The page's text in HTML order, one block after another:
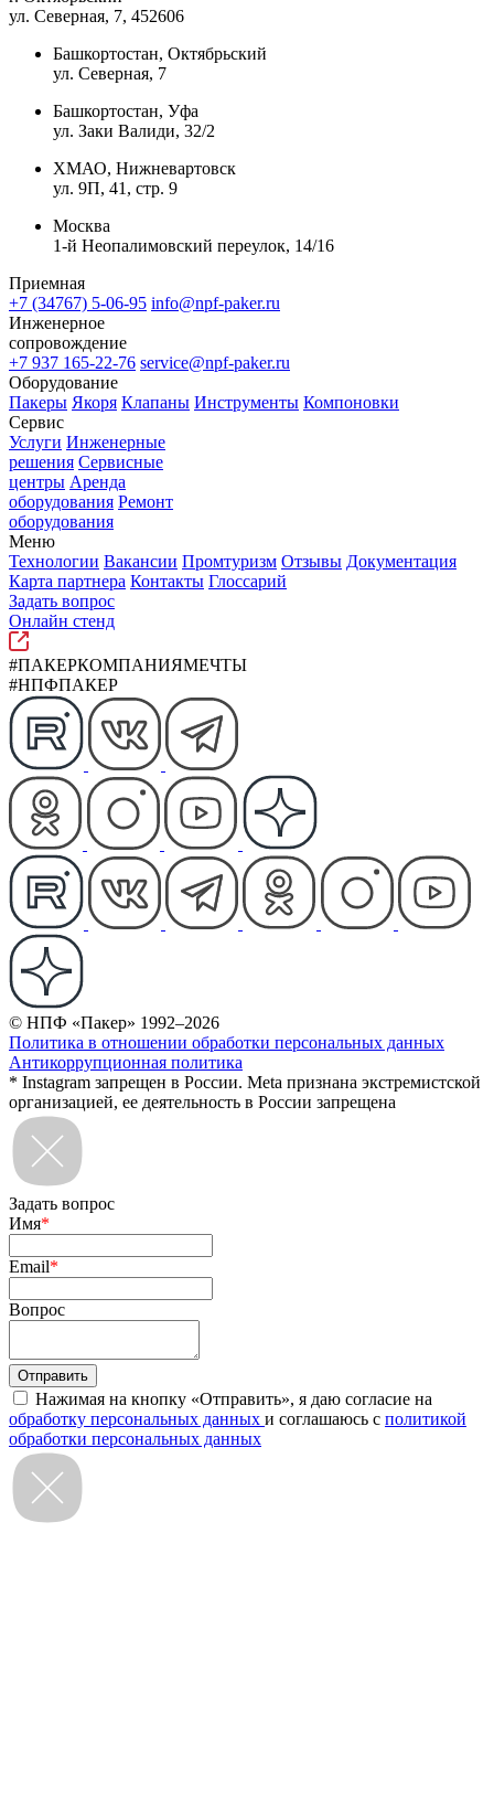
ул. Северная, 7, 452606
Башкортостан, Октябрьский
ул. Северная, 7
Башкортостан, Уфа
ул. Заки Валиди, 32/2
ХМАО, Нижневартовск
ул. 9П, 41, стр. 9
Москва
1-й Неопалимовский переулок, 14/16
Приемная
+7 (34767) 5-06-95 info@npf-paker.ru
Инженерное
сопровождение
+7 937 165-22-76 service@npf-paker.ru
Оборудование
Пакеры Якоря Клапаны Инструменты Компоновки
Сервис
Услуги Инженерные
решения Сервисные
центры Аренда
оборудования Ремонт
оборудования
Меню
Технологии Вакансии Промтуризм Отзывы Документация
Карта партнера Контакты Глоссарий
Задать вопрос
Онлайн стенд
#ПАКЕРКОМПАНИЯМЕЧТЫ
#НПФПАКЕР
© НПФ «Пакер» 1992–2026
Политика в отношении обработки персональных данных
Антикоррупционная политика
* Instagram запрещен в России. Meta признана экстремистской
организацией, ее деятельность в России запрещена
Задать вопрос
Имя*
Email*
Вопрос
Нажимая на кнопку «Отправить», я даю согласие на
обработку персональных данных и соглашаюсь с политикой
обработки персональных данных